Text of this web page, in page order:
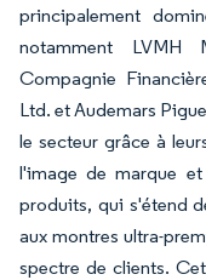
principalement
notamment LVMH
Compagnie
Ltd. et Audemars
le secteur grâce à
l'image de marque
produits, qui s'étend
aux montres ultra-
spectre de clients.